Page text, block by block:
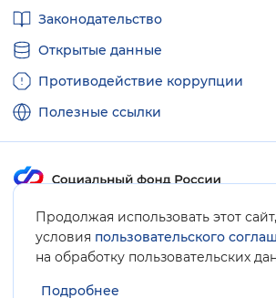
Продолжая использовать этот
условия пользовательского
на обработку пользовательских
Подробнее
ссылкиЗаконодательство
Открытые данные
Противодействие коррупции
Полезные ссылки
Карта сайта